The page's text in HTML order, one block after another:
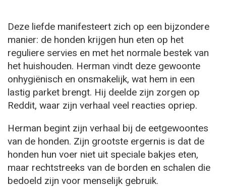
Deze liefde manifesteert zich op een bijzondere
manier: de honden krijgen hun eten op het
reguliere servies en met het normale bestek van
het huishouden. Herman vindt deze gewoonte
onhygiënisch en onsmakelijk, wat hem in een
lastig parket brengt. Hij deelde zijn zorgen op
Reddit, waar zijn verhaal veel reacties opriep.
Herman begint zijn verhaal bij de eetgewoontes
van de honden. Zijn grootste ergernis is dat de
honden hun voer niet uit speciale bakjes eten,
maar rechtstreeks van de borden en schalen die
bedoeld zijn voor menselijk gebruik.